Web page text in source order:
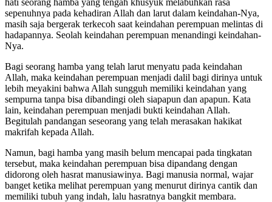
sepenuhnya pada kehadiran Allah dan larut dalam keindahan-Nya,
masih saja bergerak terkecoh saat keindahan perempuan melintas di
hadapannya. Seolah keindahan perempuan menandingi keindahan-
Nya.
Bagi seorang hamba yang telah larut menyatu pada keindahan
Allah, maka keindahan perempuan menjadi dalil bagi dirinya untuk
lebih meyakini bahwa Allah sungguh memiliki keindahan yang
sempurna tanpa bisa dibandingi oleh siapapun dan apapun. Kata
lain, keindahan perempuan menjadi bukti keindahan Allah.
Begitulah pandangan seseorang yang telah merasakan hakikat
makrifah kepada Allah.
Namun, bagi hamba yang masih belum mencapai pada tingkatan
tersebut, maka keindahan perempuan bisa dipandang dengan
didorong oleh hasrat manusiawinya. Bagi manusia normal, wajar
banget ketika melihat perempuan yang menurut dirinya cantik dan
memiliki tubuh yang indah, lalu hasratnya bangkit membara.